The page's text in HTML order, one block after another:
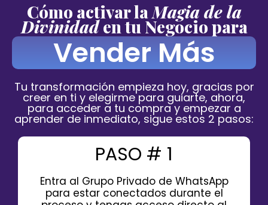
Cómo activar laMagia de la
Divinidaden tu Negocio para
Vender Más
Tu transformación empieza hoy, gracias por
creer en ti y elegirme para guiarte, ahora,
para acceder a tu compra y empezar a
aprender de inmediato, sigue estos 2 pasos:
PASO # 1
Entra al Grupo Privado de WhatsApp
para estar conectados durante el